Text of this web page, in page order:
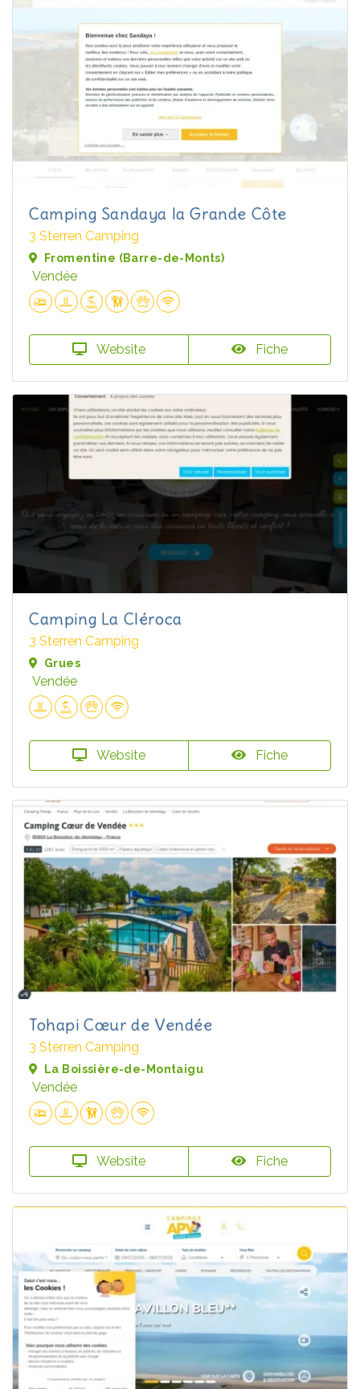
Camping Sandaya la Grande Côte
3 Sterren Camping
Fromentine (Barre-de-Monts)
Vendée
Website Fiche
Camping La Cléroca
3 Sterren Camping
Grues
Vendée
Website Fiche
Tohapi Cœur de Vendée
3 Sterren Camping
La Boissière-de-Montaigu
Vendée
Website Fiche